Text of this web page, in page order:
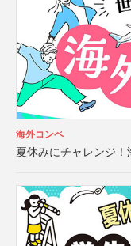
海外コンペ
夏休みにチャレンジ